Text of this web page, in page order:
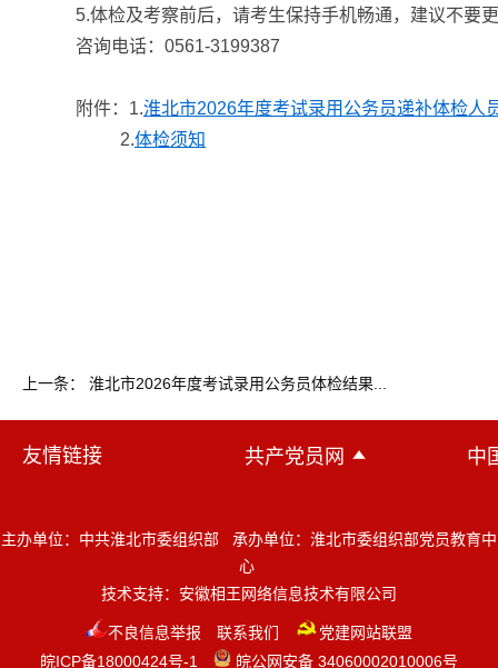
5.体检及考察前后，请考生保持手机畅通，建议不要
咨询电话：0561-3199387
附件：1.淮北市2026年度考试录用公务员递补体检人
2.体检须知
上一条： 淮北市2026年度考试录用公务员体检结果...
友情链接 共产党员网 中
主办单位：中共淮北市委组织部 承办单位：淮北市委组织部党员教育中
心
技术支持： 安徽相王网络信息技术有限公司
不良信息举报 联系我们
党建网站联盟
皖ICP备18000424号-1
皖公网安备 34060002010006号